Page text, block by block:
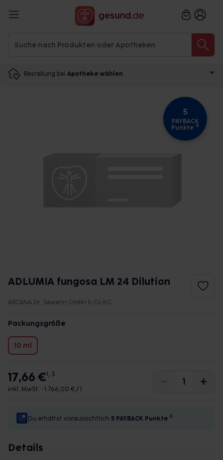
Bestellung bei Apotheke wählen
5
PAYBACK
Punkte 4
ADLUMIA fungosa LM 24 Dilution
ARCANA Dr. Sewerin GmbH & Co.KG
Packungsgröße
10 ml
17,66 €1, 3
inkl. MwSt. • 1.766,00 € / l
Du erhältst voraussichtlich 5 PAYBACK Punkte 4
Details